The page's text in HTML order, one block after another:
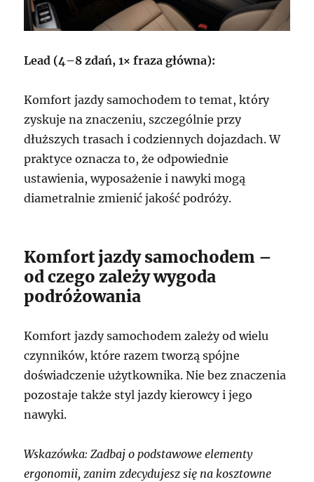
Lead (4–8 zdań, 1× fraza główna):
Komfort jazdy samochodem to temat, który
zyskuje na znaczeniu, szczególnie przy
dłuższych trasach i codziennych dojazdach. W
praktyce oznacza to, że odpowiednie
ustawienia, wyposażenie i nawyki mogą
diametralnie zmienić jakość podróży.
Komfort jazdy samochodem –
od czego zależy wygoda
podróżowania
Komfort jazdy samochodem zależy od wielu
czynników, które razem tworzą spójne
doświadczenie użytkownika. Nie bez znaczenia
pozostaje także styl jazdy kierowcy i jego
nawyki.
Wskazówka: Zadbaj o podstawowe elementy
ergonomii, zanim zdecydujesz się na kosztowne